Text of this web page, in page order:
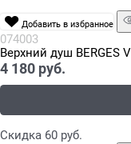
Добавить в избранное
074003
Верхний душ BERGES
4 180 руб.
Скидка 60 руб.